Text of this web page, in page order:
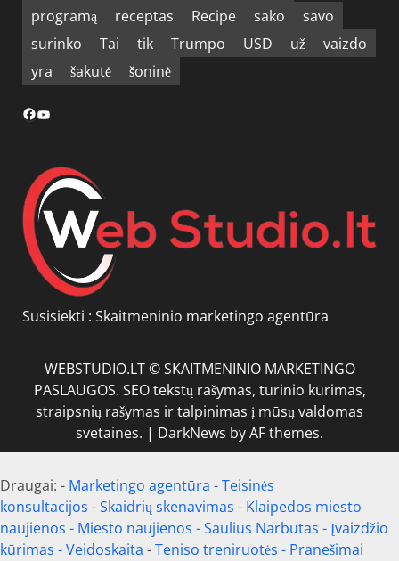
programą
receptas Recipe sako
savo
surinko
Tai tik Trumpo USD už
vaizdo
yra
šakutė šoninė
Facebook
YouTube
Susisiekti : Skaitmeninio marketingo agentūra
WEBSTUDIO.LT © SKAITMENINIO MARKETINGO
PASLAUGOS. SEO tekstų rašymas, turinio kūrimas,
straipsnių rašymas ir talpinimas į mūsų valdomas
svetaines. | DarkNews by AF themes.
Draugai: - Marketingo agentūra -Teisinės
konsultacijos -Skaidrių skenavimas - Klaipedos miesto
naujienos - Miesto naujienos -Saulius Narbutas -Įvaizdžio
kūrimas -Veidoskaita -Teniso treniruotės - Pranešimai